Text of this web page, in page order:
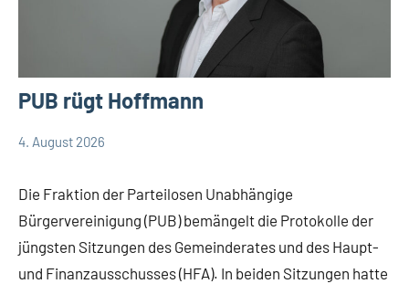
PUB rügt Hoffmann
Leopoldshöhe
PUB
Themen
4. August 2026
Thomas
Keine
Die Fraktion der Parteilosen Unabhängige
Bürgervereinigung (PUB) bemängelt die Protokolle der
jüngsten Sitzungen des Gemeinderates und des Haupt-
und Finanzausschusses (HFA). In beiden Sitzungen hatte